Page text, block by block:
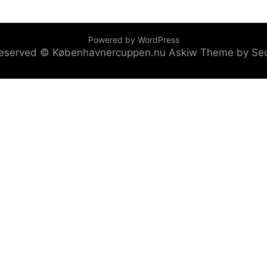
Powered by WordPress
© Københavnercuppen.nu Askiw Theme by